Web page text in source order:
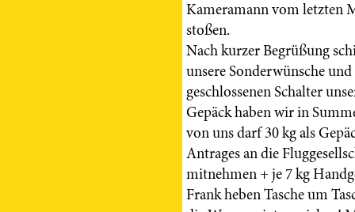
Kameramann vom letzten
stoßen.
Nach kurzer Begrüßung
unsere Sonderwünsche
geschlossenen Schalter
Gepäck haben wir in
von uns darf 30 kg als
Antrages an die
mitnehmen + je 7 kg
Frank heben Tasche um